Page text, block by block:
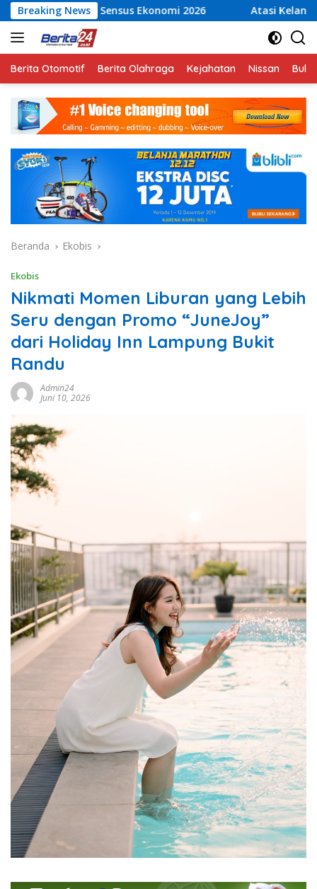
Langsung
ke
konten
Breaking News
Ekonomi 2026 Atasi Kelangkaan Air Bersih,
Berita Otomotif Berita Olahraga Kejahatan Nissan
Beranda Ekobis
Ekobis
Nikmati Momen Liburan yang Lebih
Seru dengan Promo “JuneJoy”
dari Holiday Inn Lampung Bukit
Randu
Admin24
Juni 10, 2026